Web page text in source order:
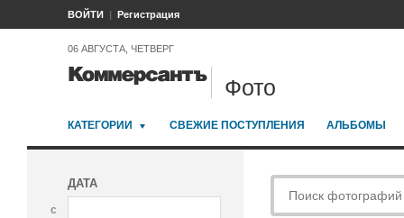
ВОЙТИ Регистрация
06 АВГУСТА, ЧЕТВЕРГ
Фото
КАТЕГОРИИ СВЕЖИЕ ПОСТУПЛЕНИЯ АЛЬБОМЫ
ДАТА
с